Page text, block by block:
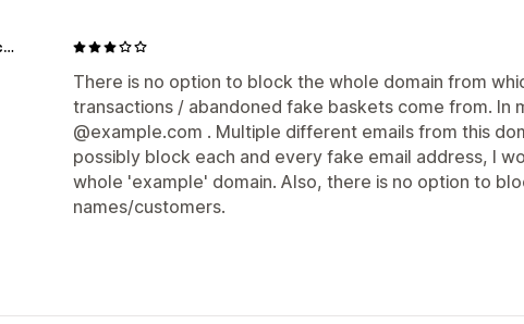
There is no option to block the whole domain from
transactions / abandoned fake baskets come from. In
@example.com . Multiple different emails from this
possibly block each and every fake email address, I
whole 'example' domain. Also, there is no option to
names/customers.
KidsRoomTreasures.com